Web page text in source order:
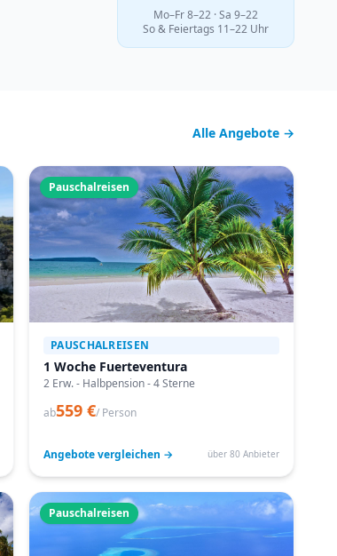
Mo–Fr 8–22 · Sa 9–22
So & Feiertags 11–22 Uhr
Alle Angebote →
Pauschalreisen
PAUSCHALREISEN
1 Woche Fuerteventura
2 Erw. - Halbpension - 4 Sterne
ab559 €/ Person
Angebote vergleichen → über 80 Anbieter
Pauschalreisen